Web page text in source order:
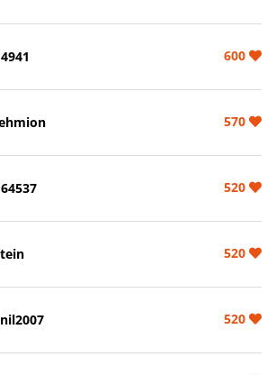
600
570
520
520
520